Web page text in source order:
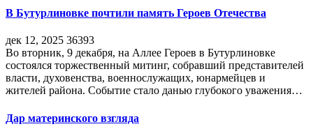
В Бутурлиновке почтили память Героев Отечества
дек 12, 2025 36393
Во вторник, 9 декабря, на Аллее Героев в Бутурлиновке
состоялся торжественный митинг, собравший представителей
власти, духовенства, военнослужащих, юнармейцев и
жителей района. Событие стало данью глубокого уважения…
Дар материнского взгляда